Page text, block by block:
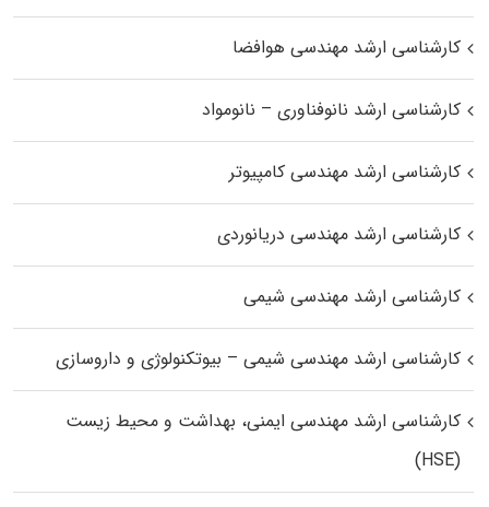
کارشناسی ارشد مهندسی هوافضا
کارشناسی ارشد نانوفناوری – نانومواد
کارشناسی ارشد مهندسی کامپیوتر
کارشناسی ارشد مهندسی دریانوردی
کارشناسی ارشد مهندسی شیمی
کارشناسی ارشد مهندسی شیمی – بیوتکنولوژی و داروسازی
کارشناسی ارشد مهندسی ایمنی، بهداشت و محیط زیست
(HSE)